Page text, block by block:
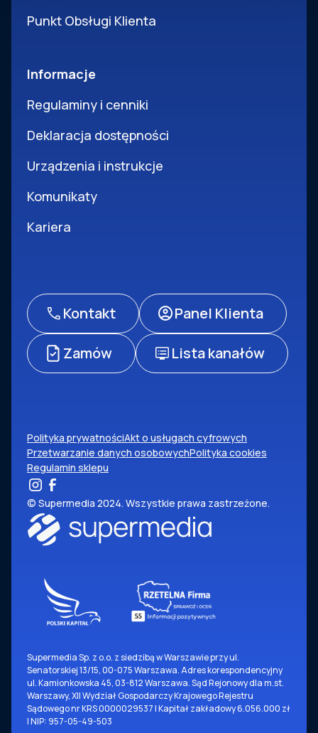
Punkt Obsługi Klienta
Informacje
Regulaminy i cenniki
Deklaracja dostępności
Urządzenia i instrukcje
Komunikaty
Kariera
Kontakt Panel Klienta
Zamów Lista kanałów
Polityka prywatnościAkt o usługach cyfrowych
Przetwarzanie danych osobowychPolityka cookies
Regulamin sklepu
© Supermedia 2024. Wszystkie prawa zastrzeżone.
Supermedia Sp. z o.o. z siedzibą w Warszawie przy ul.
Senatorskiej 13/15, 00-075 Warszawa. Adres korespondencyjny
ul. Kamionkowska 45, 03-812 Warszawa. Sąd Rejonowy dla m.st.
Warszawy, XII Wydział Gospodarczy Krajowego Rejestru
Sądowego nr KRS 0000029537 | Kapitał zakładowy 6.056.000 zł
| NIP: 957-05-49-503